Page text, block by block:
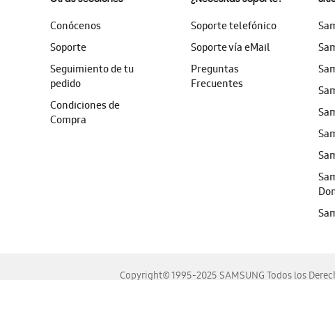
Conócenos
Soporte
Seguimiento de tu
pedido
Condiciones de
Compra
Soporte telefónico
Soporte vía eMail
Preguntas
Frecuentes
Copyright© 1995-2025 SAMSUNG Todos los